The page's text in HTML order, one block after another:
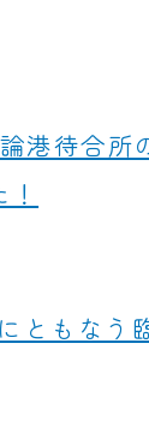
港待合
ともなう